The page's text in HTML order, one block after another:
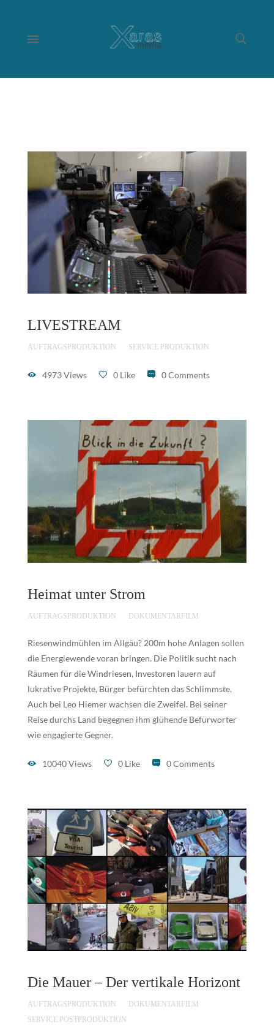
LIVESTREAM
AUFTRAGSPRODUKTION SERVICE PRODUKTION
4973 Views 0 Like 0 Comments
Heimat unter Strom
AUFTRAGSPRODUKTION DOKUMENTARFILM
Riesenwindmühlen im Allgäu? 200m hohe Anlagen sollen
die Energiewende voran bringen. Die Politik sucht nach
Räumen für die Windriesen, Investoren lauern auf
lukrative Projekte, Bürger befürchten das Schlimmste.
Auch bei Leo Hiemer wachsen die Zweifel. Bei seiner
Reise durchs Land begegnen ihm glühende Befürworter
wie engagierte Gegner.
10040 Views 0 Like 0 Comments
Die Mauer – Der vertikale Horizont
AUFTRAGSPRODUKTION
DOKUMENTARFILM
SERVICE POSTPRODUKTION